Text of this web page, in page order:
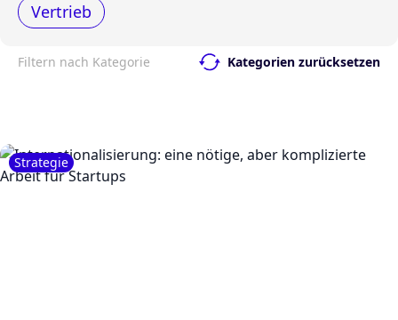
Vertrieb
Filtern nach Kategorie Kategorien zurücksetzen
Strategie